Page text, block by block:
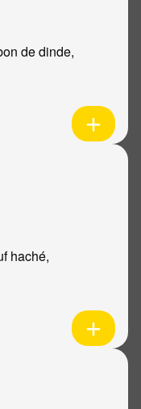
de dinde,
haché,